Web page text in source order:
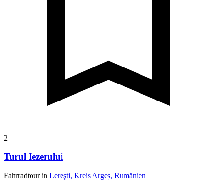
2
Turul Iezerului
Fahrradtour in Lereşti, Kreis Argeș, Rumänien